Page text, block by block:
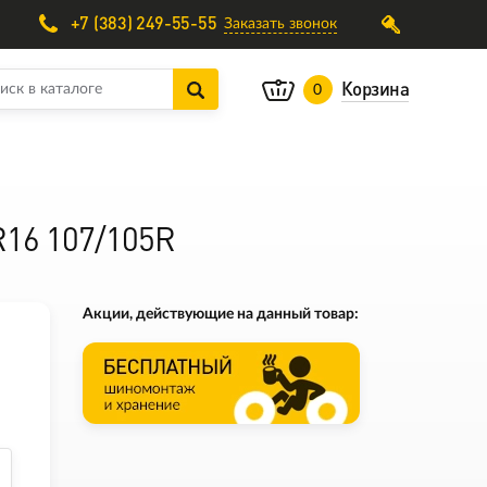
0 Корзина
+7 (383) 249-55-55 Заказать звонок
107/105R
Акции, действующие на данный товар: